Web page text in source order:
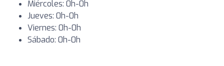
Miércoles: 0h-0h
Jueves: 0h-0h
Viernes: 0h-0h
Sábado: 0h-0h